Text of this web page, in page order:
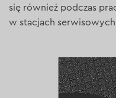
się również podczas
w stacjach